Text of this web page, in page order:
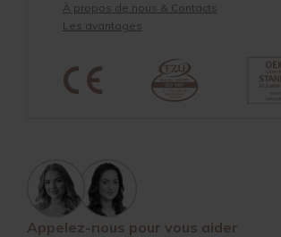
À propos de nous & Contacts
Les avantages
Appelez-nous pour vous aider